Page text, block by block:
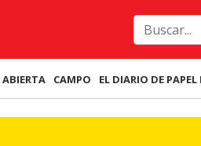
ABIERTA CAMPO EL DIARIO DE